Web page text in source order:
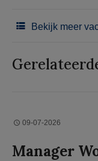
Bekijk meer
09-07-2026
Manager